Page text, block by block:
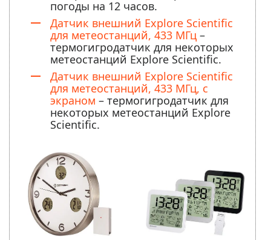
погоды на 12 часов.
Датчик внешний Explore Scientific
для метеостанций, 433 МГц –
термогигродатчик для некоторых
метеостанций Explore Scientific.
Датчик внешний Explore Scientific
для метеостанций, 433 МГц, с
экраном – термогигродатчик для
некоторых метеостанций Explore
Scientific.